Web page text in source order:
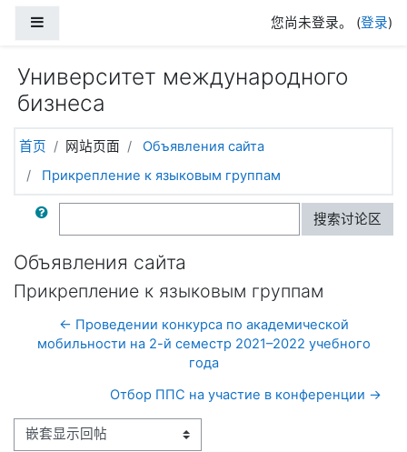
您尚未登录。 (登录)
Университет международного
бизнеса
首页 网站页面
Объявления сайта
Прикрепление к языковым группам
搜索 搜索讨论区
Объявления сайта
Прикрепление к языковым группам
← Проведении конкурса по академической
мобильности на 2-й семестр 2021–2022 учебного
года
Отбор ППС на участие в конференции →
显示模式